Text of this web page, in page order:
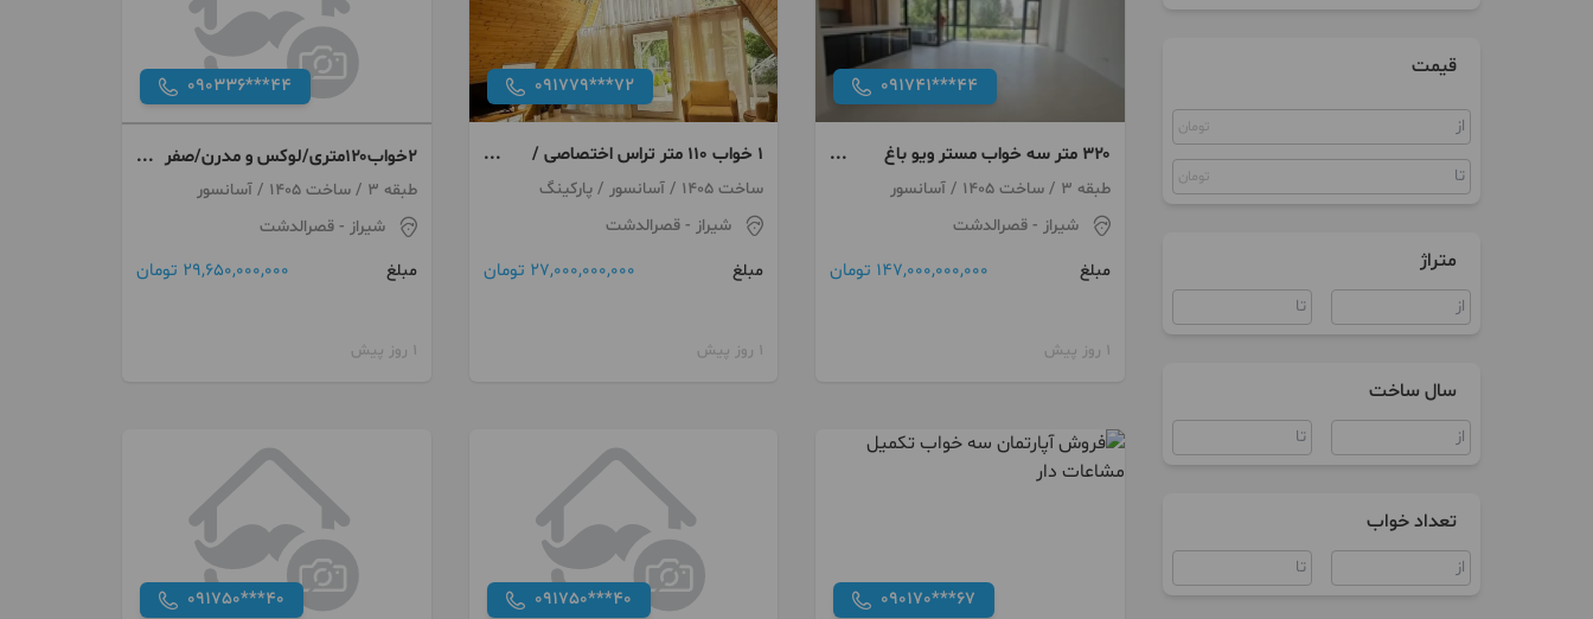
برج
پنت هاوس
کلنگی
سوییت
ویلا
سند اداری
مغازه
قیمت
تومان
تومان
متراژ
سال ساخت
تعداد خواب
091741***44
۳۲۰ متر سه خواب مستر ویو باغ
قصردشت
طبقه 3 / ساخت 1405 / آسانسور
شیراز - قصرالدشت
مبلغ
147,000,000,000 تومان
1 روز پیش
091779***72
۱ خواب ۱۱۰ متر تراس اختصاصی /
قصردشت
ساخت 1405 / آسانسور / پارکینگ
شیراز - قصرالدشت
مبلغ
27,000,000,000 تومان
1 روز پیش
090336***44
۲خواب۱۲۰متری/لوکس و مدرن/صفر
کلید نخورده/قصردشت
طبقه 3 / ساخت 1405 / آسانسور
شیراز - قصرالدشت
مبلغ
29,650,000,000 تومان
1 روز پیش
090170***67
091750***40
091750***40